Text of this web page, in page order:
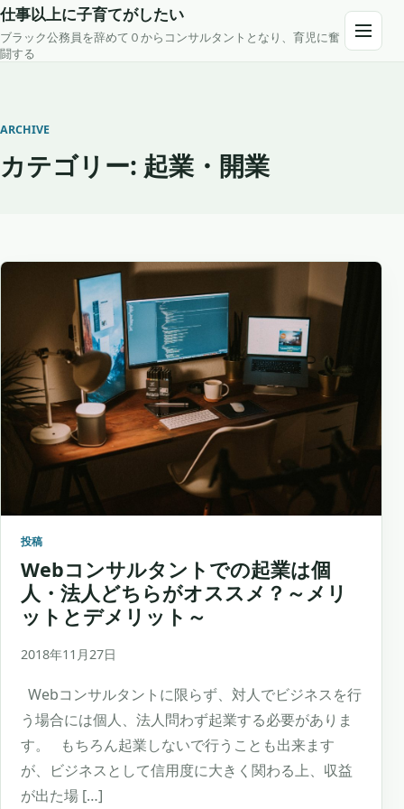
Skip to content
仕事以上に子育てがしたい
ブラック公務員を辞めて０からコンサルタントとなり、育児に奮
闘する
Open
ARCHIVE
カテゴリー: 起業・開業
投稿
Webコンサルタントでの起業は個
人・法人どちらがオススメ？～メリ
ットとデメリット～
2018年11月27日
Webコンサルタントに限らず、対人でビジネスを行
う場合には個人、法人問わず起業する必要がありま
す。 もちろん起業しないで行うことも出来ます
が、ビジネスとして信用度に大きく関わる上、収益
が出た場 […]